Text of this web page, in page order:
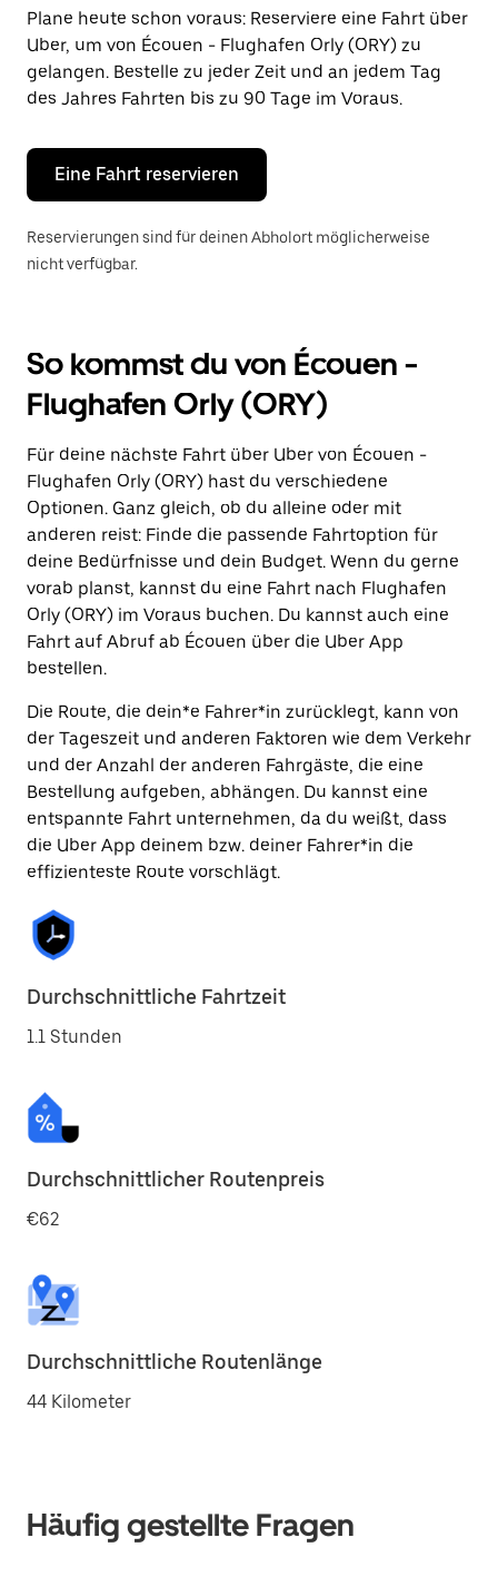
ein
Datum
auszuwählen.
Drücke
die
Escape-
um
den
Kalender
schließen.
Plane heute schon voraus: Reserviere eine Fahrt über
Uber, um von Écouen - Flughafen Orly (ORY) zu
gelangen. Bestelle zu jeder Zeit und an jedem Tag
des Jahres Fahrten bis zu 90 Tage im Voraus.
Eine Fahrt reservieren
Reservierungen sind für deinen Abholort möglicherweise
nicht verfügbar.
So kommst du von Écouen -
Flughafen Orly (ORY)
Für deine nächste Fahrt über Uber von Écouen -
Flughafen Orly (ORY) hast du verschiedene
Optionen. Ganz gleich, ob du alleine oder mit
anderen reist: Finde die passende Fahrtoption für
deine Bedürfnisse und dein Budget. Wenn du gerne
vorab planst, kannst du eine Fahrt nach Flughafen
Orly (ORY) im Voraus buchen. Du kannst auch eine
Fahrt auf Abruf ab Écouen über die Uber App
bestellen.
Die Route, die dein*e Fahrer*in zurücklegt, kann von
der Tageszeit und anderen Faktoren wie dem Verkehr
und der Anzahl der anderen Fahrgäste, die eine
Bestellung aufgeben, abhängen. Du kannst eine
entspannte Fahrt unternehmen, da du weißt, dass
die Uber App deinem bzw. deiner Fahrer*in die
effizienteste Route vorschlägt.
Durchschnittliche Fahrtzeit
1.1 Stunden
Durchschnittlicher Routenpreis
€62
Durchschnittliche Routenlänge
44 Kilometer
Häufig gestellte Fragen